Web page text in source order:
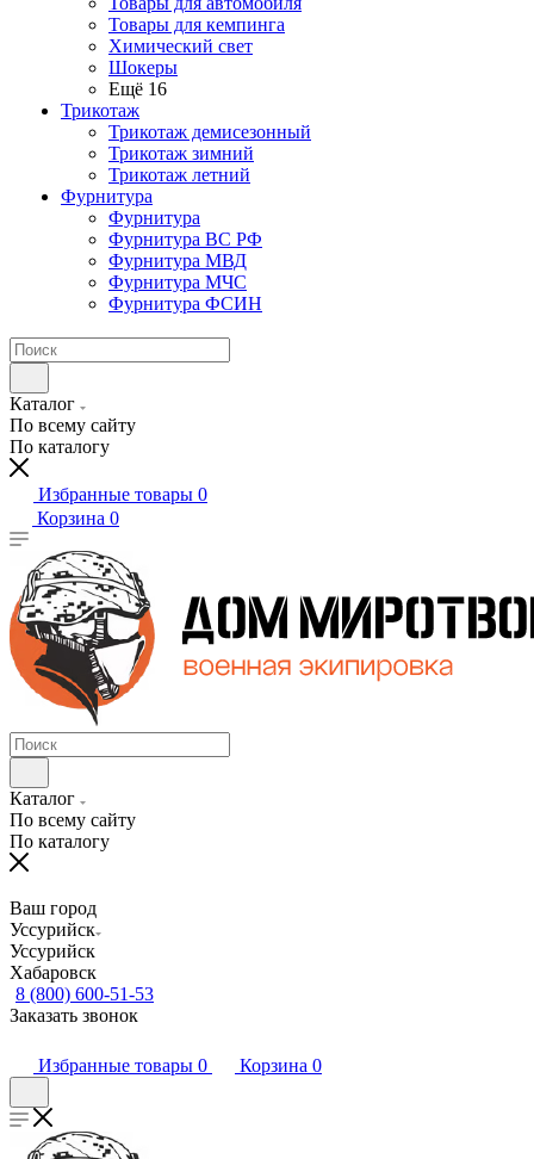
Товары для кемпинга
Химический свет
Шокеры
Ещё 16
Трикотаж
Трикотаж демисезонный
Трикотаж зимний
Трикотаж летний
Фурнитура
Фурнитура
Фурнитура ВС РФ
Фурнитура МВД
Фурнитура МЧС
Фурнитура ФСИН
Каталог
По всему сайту
По каталогу
Избранные товары 0
Корзина 0
Каталог
По всему сайту
По каталогу
Ваш город
Уссурийск
Уссурийск
Хабаровск
8 (800) 600-51-53
Заказать звонок
Избранные товары 0 Корзина 0